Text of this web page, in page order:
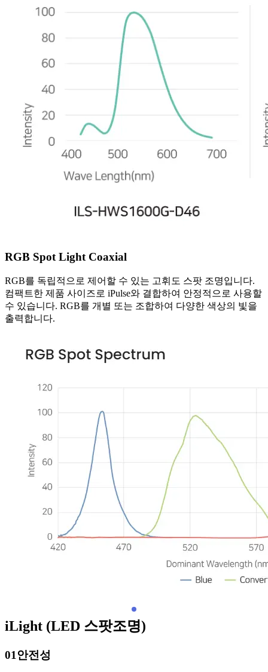
RGB Spot Light Coaxial
RGB를 독립적으로 제어할 수 있는 고휘도 스팟 조명입니다.
컴팩트한 제품 사이즈로 iPulse와 결합하여 안정적으로 사용할
수 있습니다. RGB를 개별 또는 조합하여 다양한 색상의 빛을
출력합니다.
iLight (LED 스팟조명)
01 안전성